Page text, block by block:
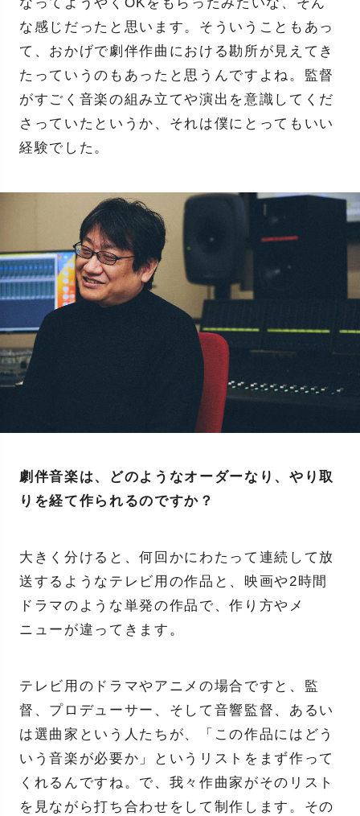
なってようやくOKをもらったみたいな、そん
な感じだったと思います。そういうこともあっ
て、おかげで劇伴作曲における勘所が見えてき
たっていうのもあったと思うんですよね。監督
がすごく音楽の組み立てや演出を意識してくだ
さっていたというか、それは僕にとってもいい
経験でした。
劇伴音楽は、どのようなオーダーなり、やり取
りを経て作られるのですか？
大きく分けると、何回かにわたって連続して放
送するようなテレビ用の作品と、映画や2時間
ドラマのような単発の作品で、作り方やメ
ニューが違ってきます。
テレビ用のドラマやアニメの場合ですと、監
督、プロデューサー、そして音響監督、あるい
は選曲家という人たちが、「この作品にはどう
いう音楽が必要か」というリストをまず作って
くれるんですね。で、我々作曲家がそのリスト
を見ながら打ち合わせをして制作します。その